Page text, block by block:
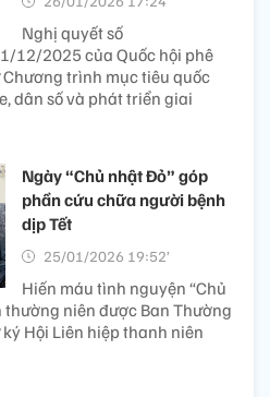
Nghị quyết số
12/2025 của Quốc hội phê
trình mục tiêu quốc
dân số và phát triển giai
Ngày “Chủ nhật Đỏ” góp
phần cứu chữa người bệnh
dịp Tết
25/01/2026 19:52’
Hiến máu tình nguyện “Chủ
niên được Ban Thường
Hội Liên hiệp thanh niên